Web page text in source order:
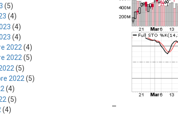
–
(5)
(4)
(4)
(4)
2022 (4)
2022(5)
(5)
2022 (5)
(4)
(5)
(4)